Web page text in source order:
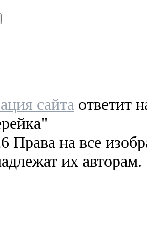
сайта ответит
Права на все
их авторам.